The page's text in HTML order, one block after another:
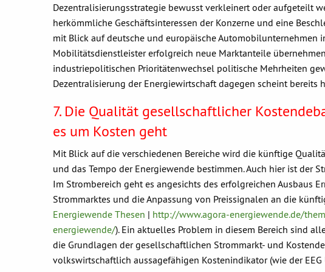
Dezentralisierungsstrategie bewusst verkleinert oder aufgeteilt
herkömmliche Geschäftsinteressen der Konzerne und eine
mit Blick auf deutsche und europäische
Mobilitätsdienstleister erfolgreich neue Marktanteile
industriepolitischen Prioritätenwechsel politische Mehrheiten
Dezentralisierung der Energiewirtschaft dagegen scheint bereits
7. Die Qualität gesellschaftlicher
es um Kosten geht
Mit Blick auf die verschiedenen Bereiche wird die künftige
und das Tempo der Energiewende bestimmen. Auch hier ist der
Im Strombereich geht es angesichts des erfolgreichen Ausbaus
Strommarktes und die Anpassung von Preissignalen an die
Energiewende Thesen | http://www.agora-energiewende.de/
energiewende/). Ein aktuelles Problem in diesem Bereich sind
die Grundlagen der gesellschaftlichen Strommarkt- und
volkswirtschaftlich aussagefähigen Kostenindikator (wie der